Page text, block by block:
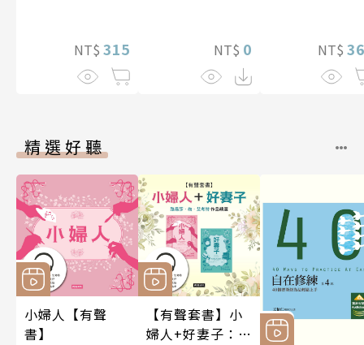
NT$ 315 NT$ 0 NT$
精選好聽
小婦人【有聲
書】
【有聲套書】小
婦人+好妻子：路